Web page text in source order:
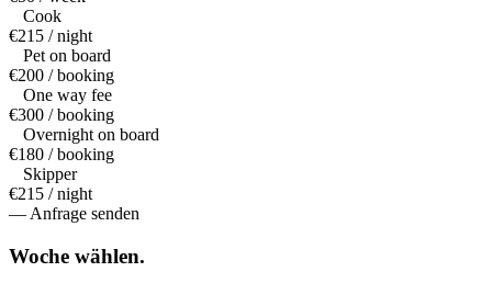
Cook
€215 / night
Pet on board
€200 / booking
One way fee
€300 / booking
Overnight on board
€180 / booking
Skipper
€215 / night
— Anfrage senden
Woche wählen.